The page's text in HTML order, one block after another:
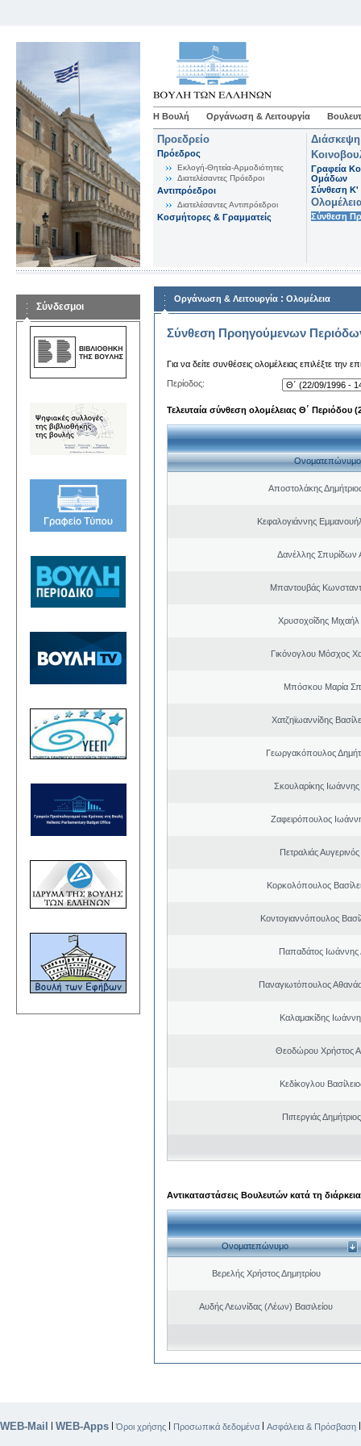
Η Βουλή Οργάνωση & Λειτουργία
Προεδρείο
Πρόεδρος
Εκλογή-Θητεία-Αρμοδιότητες
Διατελέσαντες Πρόεδροι
Αντιπρόεδροι
Διατελέσαντες Αντιπρόεδροι
Κοσμήτορες & Γραμματείς
Γραφεία
Ομάδων
Σύνθεση K'
Σύνθεση
Σύνδεσμοι
Οργάνωση & Λειτουργία : Ολομέλεια
Σύνθεση Προηγούμενων
Για να δείτε συνθέσεις ολομέλειας επιλέξτε την
Περίοδος:
Τελευταία σύνθεση ολομέλειας Θ΄ Περιόδου
Ονοματεπώνυμο
Αποστολάκης
Κεφαλογιάννης
Δανέλλης Σπυρίδων
Μπαντουβάς
Χρυσοχοΐδης Μιχαήλ
Γικόνογλου Μόσχος
Μπόσκου Μαρία
Χατζηϊωαννίδης
Γεωργακόπουλος
Σκουλαρίκης
Ζαφειρόπουλος
Πετραλιάς
Κορκολόπουλος
Κοντογιαννόπουλος
Παπαδάτος Ιωάννης
Παναγιωτόπουλος
Καλαμακίδης
Θεοδώρου Χρήστος
Κεδίκογλου
Πιπεργιάς
Αντικαταστάσεις Βουλευτών κατά τη
Ονοματεπώνυμο
Βερελής Χρήστος Δημητρίου
Αυδής Λεωνίδας (Λέων) Βασιλείου
WEB-Mail | WEB-Apps |Όροι χρήσης | Προσωπικά δεδομένα | Ασφάλεια & Πρόσβαση